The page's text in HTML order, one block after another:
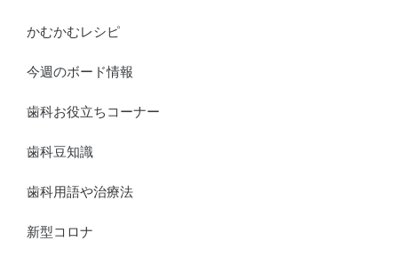
かむかむレシピ
今週のボード情報
歯科お役立ちコーナー
歯科豆知識
歯科用語や治療法
新型コロナ